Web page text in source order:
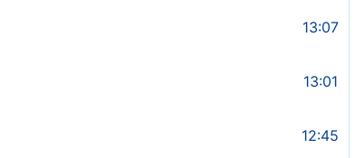
13:07
13:01
12:45